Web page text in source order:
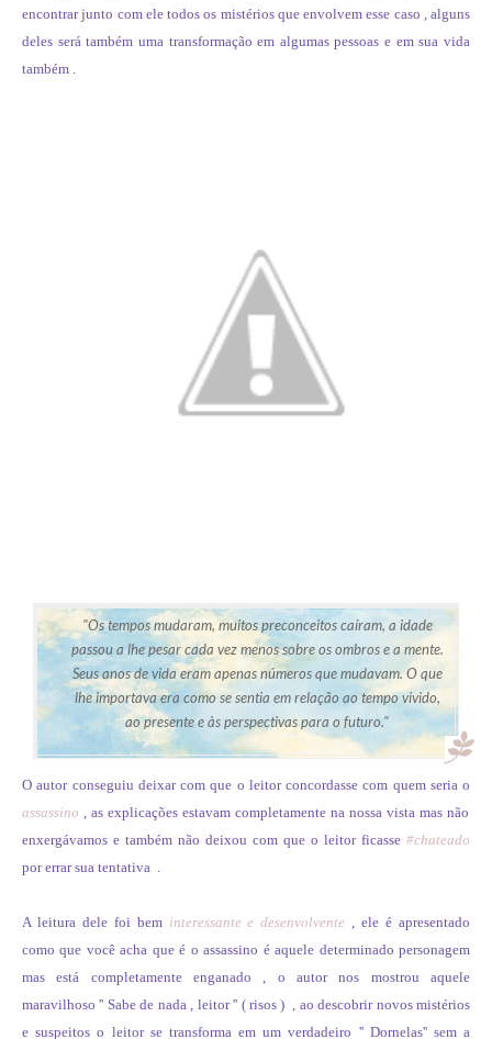
encontrar junto com ele todos os mistérios que envolvem esse caso , alguns
deles será também uma transformação em algumas pessoas e em sua vida
também .
"Os tempos mudaram, muitos preconceitos caíram, a idade
passou a lhe pesar cada vez menos sobre os ombros e a mente.
Seus anos de vida eram apenas números que mudavam. O que
lhe importava era como se sentia em relação ao tempo vivido,
ao presente e às perspectivas para o futuro."
O autor conseguiu deixar com que o leitor concordasse com quem seria o
assassino , as explicações estavam completamente na nossa vista mas não
enxergávamos e também não deixou com que o leitor ficasse #chateado
por errar sua tentativa .
A leitura dele foi bem interessante e desenvolvente , ele é apresentado
como que você acha que é o assassino é aquele determinado personagem
mas está completamente enganado , o autor nos mostrou aquele
maravilhoso '' Sabe de nada , leitor '' ( risos ) , ao descobrir novos mistérios
e suspeitos o leitor se transforma em um verdadeiro '' Dornelas'' sem a